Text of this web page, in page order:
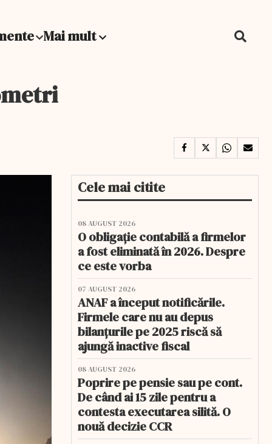
Mai mult
Cele mai citite
08 AUGUST 2026
O obligație contabilă a firmelor
a fost eliminată în 2026. Despre
ce este vorba
07 AUGUST 2026
ANAF a început notificările.
Firmele care nu au depus
bilanțurile pe 2025 riscă să
ajungă inactive fiscal
08 AUGUST 2026
Poprire pe pensie sau pe cont.
De când ai 15 zile pentru a
contesta executarea silită. O
nouă decizie CCR